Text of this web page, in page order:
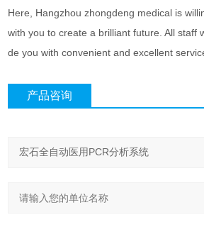
Here, Hangzhou zhongdeng medical is
with you to create a brilliant future. All staff
de you with convenient and excellent
产品咨询